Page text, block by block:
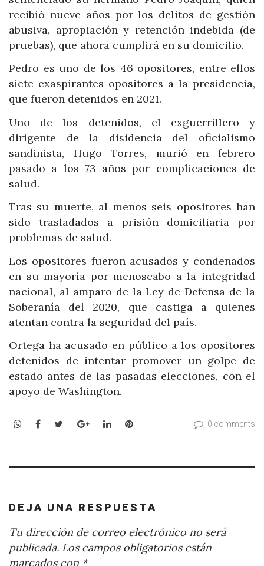
recibió nueve años por los delitos de gestión
abusiva, apropiación y retención indebida (de
pruebas), que ahora cumplirá en su domicilio.
Pedro es uno de los 46 opositores, entre ellos
siete exaspirantes opositores a la presidencia,
que fueron detenidos en 2021.
Uno de los detenidos, el exguerrillero y
dirigente de la disidencia del oficialismo
sandinista, Hugo Torres, murió en febrero
pasado a los 73 años por complicaciones de
salud.
Tras su muerte, al menos seis opositores han
sido trasladados a prisión domiciliaria por
problemas de salud.
Los opositores fueron acusados y condenados
en su mayoría por menoscabo a la integridad
nacional, al amparo de la Ley de Defensa de la
Soberanía del 2020, que castiga a quienes
atentan contra la seguridad del país.
Ortega ha acusado en público a los opositores
detenidos de intentar promover un golpe de
estado antes de las pasadas elecciones, con el
apoyo de Washington.
WhatsApp
Facebook
TwitterGoogle+LinkedInPinterest 0 comments
DEJA UNA RESPUESTA
Tu dirección de correo electrónico no será
publicada. Los campos obligatorios están
marcados con *